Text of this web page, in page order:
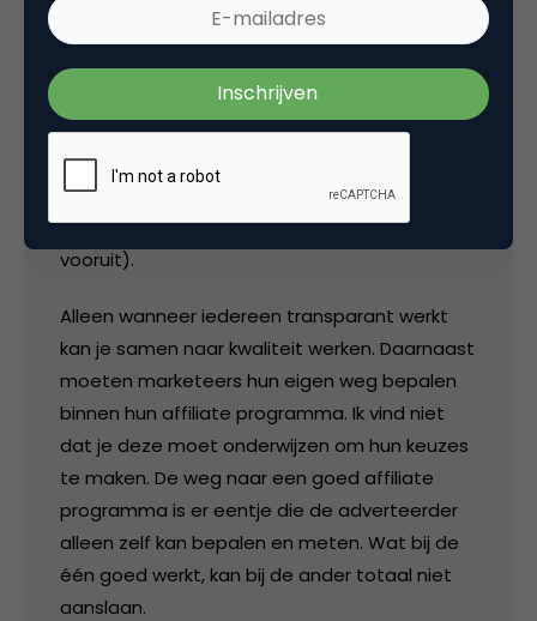
beide kanten. De laatste alinea slaat de
spijker op zijn kop… Netwerken zitten teveel op
kwantiteit (en trekken adverteerders daarin
mee) waardoor kwaliteit achteruit gaat. (Mijn
mening is zelfs dat de afgelopen jaren zelfs
de kwaliteit van de hele affiliate markt in
Nederland flink achteruit is gegaan i.p.v.
vooruit).
Alleen wanneer iedereen transparant werkt
kan je samen naar kwaliteit werken. Daarnaast
moeten marketeers hun eigen weg bepalen
binnen hun affiliate programma. Ik vind niet
dat je deze moet onderwijzen om hun keuzes
te maken. De weg naar een goed affiliate
programma is er eentje die de adverteerder
alleen zelf kan bepalen en meten. Wat bij de
één goed werkt, kan bij de ander totaal niet
aanslaan.